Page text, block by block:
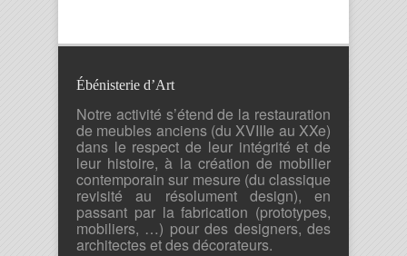
Ébénisterie d’Art
Notre activité s’étend de la restauration
de meubles anciens (du XVIIIe au XXe)
dans le respect de leur intégrité et de
leur histoire, à la création de mobilier
contemporain sur mesure (du classique
revisité au résolument design), en
passant par la fabrication (prototypes,
mobiliers, …) pour des designers, des
architectes et des décorateurs.